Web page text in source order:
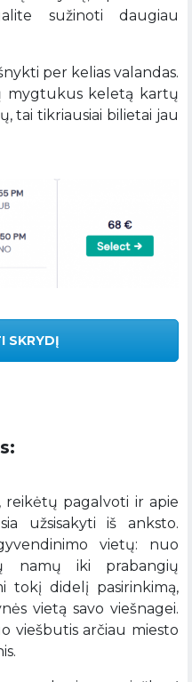
sužinoti daugiau
per kelias valandas.
mygtukus keletą kartų
tai tikriausiai bilietai jau
SKRYDĮ
reikėtų pagalvoti ir apie
užsisakyti iš anksto.
vietų: nuo
namų iki prabangių
tokį didelį pasirinkimą,
vietą savo viešnagei.
viešbutis arčiau miesto